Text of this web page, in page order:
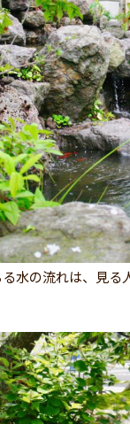
水の流れは、見る